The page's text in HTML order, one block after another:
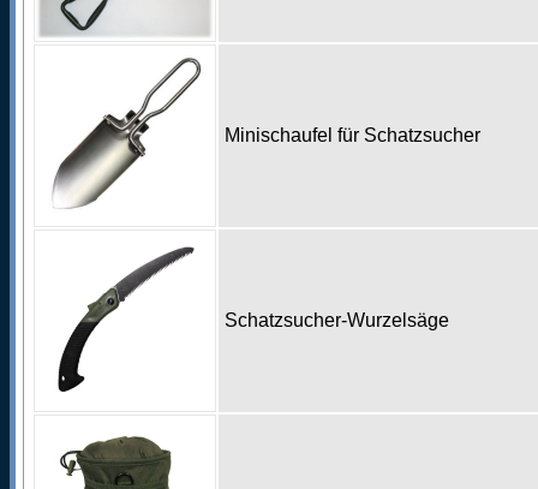
Minischaufel für Schatzsucher
Schatzsucher-Wurzelsäge